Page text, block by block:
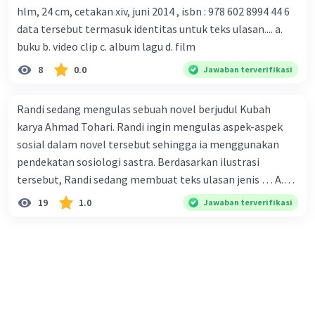
corona yang menjadi masalah besar bagi kesehatan dunia
karena persebarannya sangat cepat. C. Masyarakat perlu
mawas diri dan menjaga kesehatan dalam menghadapi
serangan virus corona yang mulai menyebar di Indonesia,
D. Virus corona menjadi masalah besar bagi kesehatan
hlm, 24 cm, cetakan xiv, juni 2014 , isbn : 978 602 8994 44 6
data tersebut termasuk identitas untuk teks ulasan.... a.
buku b. video clip c. album lagu d. film
8 0.0 Jawaban terverifikasi
Randi sedang mengulas sebuah novel berjudul Kubah
karya Ahmad Tohari. Randi ingin mengulas aspek-aspek
sosial dalam novel tersebut sehingga ia menggunakan
pendekatan sosiologi sastra. Berdasarkan ilustrasi
tersebut, Randi sedang membuat teks ulasan jenis … A.
deskriptif B. objektif C. informatif D. kritis
19 1.0 Jawaban terverifikasi